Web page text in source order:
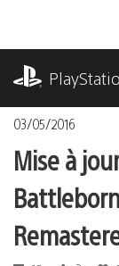
contenu
03/05/2016
Mise à